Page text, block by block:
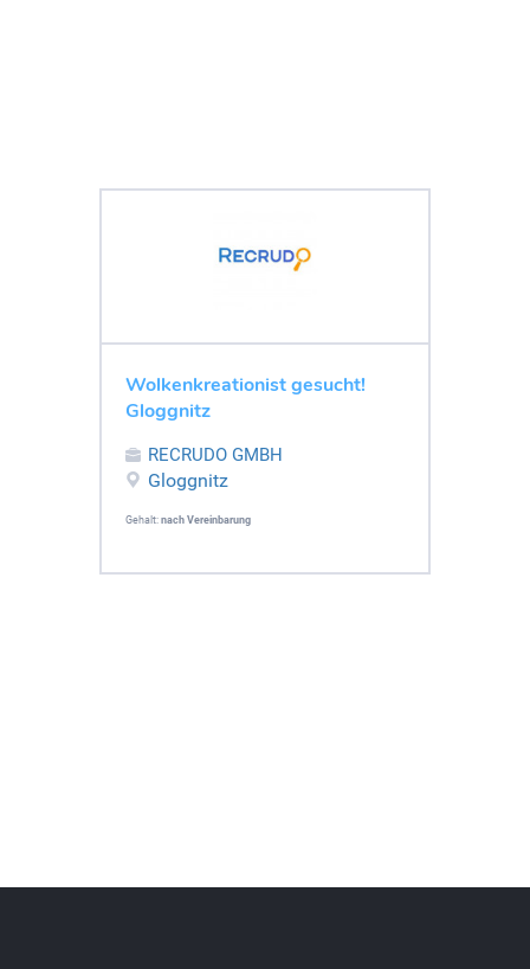
Wolkenkreationist gesucht!
Gloggnitz
RECRUDO GMBH
Gloggnitz
Gehalt: nach Vereinbarung